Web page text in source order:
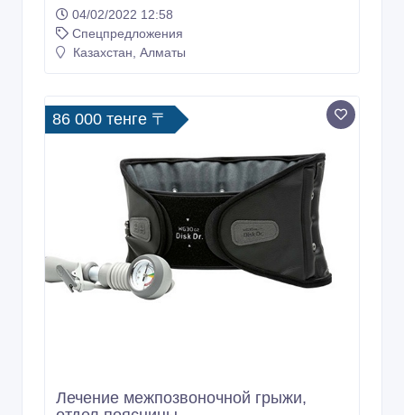
04/02/2022 12:58
Спецпредложения
Казахстан, Алматы
86 000 тенге 〒
Лечение межпозвоночной грыжи,